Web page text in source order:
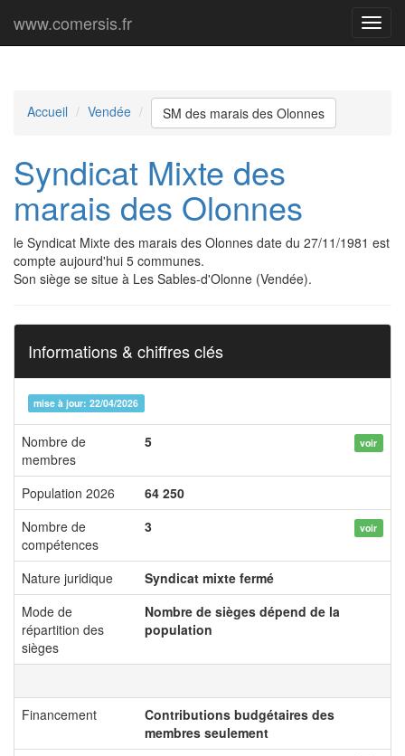
Menu
www.comersis.fr
Accueil Vendée SM des marais des Olonnes
Syndicat Mixte des
marais des Olonnes
le Syndicat Mixte des marais des Olonnes date du 27/11/1981 est
compte aujourd'hui 5 communes.
Son siège se situe à Les Sables-d'Olonne (Vendée).
Informations & chiffres clés
mise à jour: 22/04/2026
Nombre de
membres
5 voir
Population 2026
64 250
Nombre de
compétences
3 voir
Nature juridique
Syndicat mixte fermé
Mode de
répartition des
sièges
Nombre de sièges dépend de la
population
Financement
Contributions budgétaires des
membres seulement